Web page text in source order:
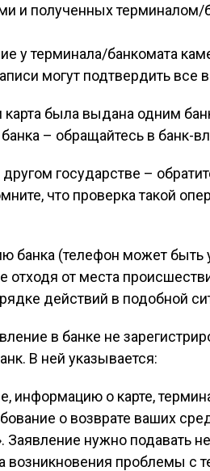
и полученных терминалом/
у терминала/банкомата
могут подтвердить все
карта была выдана одним
– обращайтесь в банк-
государстве –
что проверка такой
банка (телефон может быть
отходя от места
действий в подобной
в банке не
В ней указывается:
информацию о карте,
о возврате ваших
Заявление нужно подавать
возникновения проблемы с